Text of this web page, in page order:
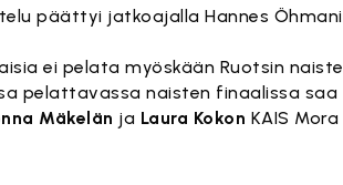
päättyi jatkoajalla Hannes
ei pelata myöskään Ruotsin
pelattavassa naisten finaalissa saa
Mäkelän ja Laura Kokon KAIS Mora